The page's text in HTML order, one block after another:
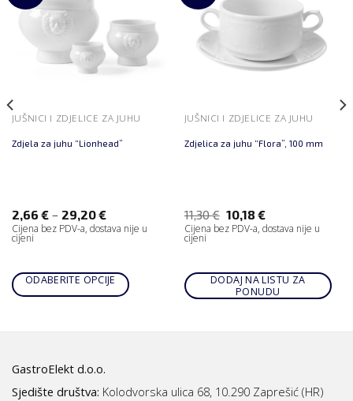
JUŠNICI I ZDJELICE ZA JUHU
Zdjela za juhu “Lionhead”
2,66 €– 29,20€
Cijena bez PDV-a, dostava nije u
cijeni
ODABERITE OPCIJE
JUŠNICI I ZDJELICE ZA JUHU
Zdjelica za juhu “Flora”, 100 mm
11,30€ 10,18€
Cijena bez PDV-a, dostava nije u
cijeni
DODAJ NA LISTU ZA
PONUDU
GastroElekt d.o.o.
Sjedište društva: Kolodvorska ulica 68, 10.290 Zaprešić (HR)